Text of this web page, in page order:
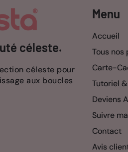
céleste.
céleste pour
aux boucles
Menu
Accueil
Tous nos
Carte-
Tutoriel
Deviens
Suivre
Contact
Avis